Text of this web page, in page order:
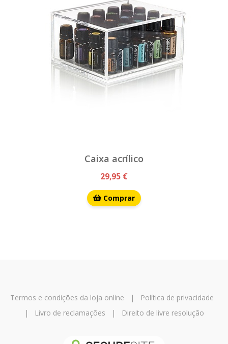
Caixa acrílico
29,95 €
Comprar
Termos e condições da loja online |
Política de privacidade
|
Livro de reclamações | Direito de livre resolução